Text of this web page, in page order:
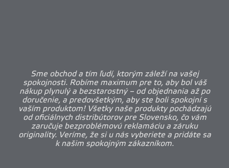
Sme obchod a tím ľudí, ktorým záleží na vašej
spokojnosti. Robíme maximum pre to, aby bol váš
nákup plynulý a bezstarostný – od objednania až po
doručenie, a predovšetkým, aby ste boli spokojní s
vaším produktom! Všetky naše produkty pochádzajú
od oficiálnych distribútorov pre Slovensko, čo vám
zaručuje bezproblémovú reklamáciu a záruku
originality. Veríme, že si u nás vyberiete a pridáte sa
k našim spokojným zákazníkom.